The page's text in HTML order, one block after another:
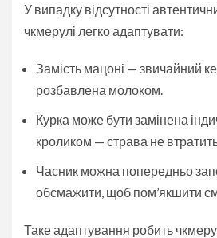
У випадку відсутності
чкмерулі легко адаптувати:
Замість мацоні — звичайний
розбавлена молоком.
Курка може бути замінена
кроликом — страва не
Часник можна попередньо
обсмажити, щоб пом’якшити
Таке адаптування робить